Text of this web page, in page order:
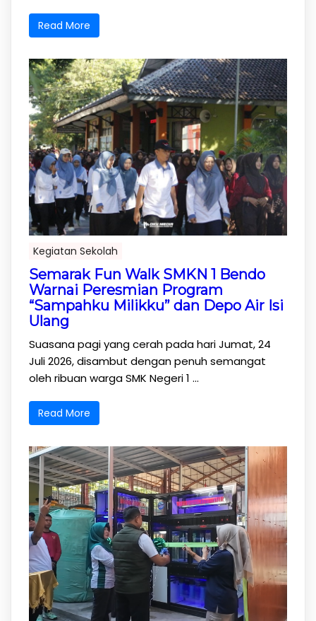
Read More
Kegiatan Sekolah
Semarak Fun Walk SMKN 1 Bendo
Warnai Peresmian Program
“Sampahku Milikku” dan Depo Air Isi
Ulang
Suasana pagi yang cerah pada hari Jumat, 24
Juli 2026, disambut dengan penuh semangat
oleh ribuan warga SMK Negeri 1 ...
Read More